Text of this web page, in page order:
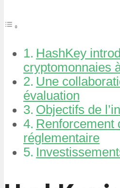
HashKey
cryptomonnaies
Une
évaluation
Objectifs de
Renforcement
réglementaire